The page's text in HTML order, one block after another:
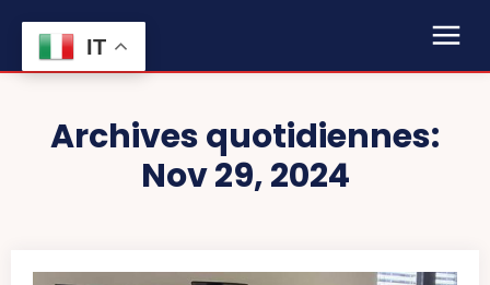
Archives quotidiennes:
Nov 29, 2024
IT